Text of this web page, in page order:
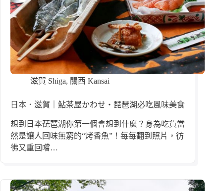
滋賀 Shiga, 關西 Kansai
日本．滋賀｜鮎茶屋かわせ・琵琶湖必吃風味美食
想到日本琵琶湖你第一個會想到什麼？身為吃貨當
然是讓人回味無窮的“烤香魚”！每每翻到照片，彷
彿又重回嚐…